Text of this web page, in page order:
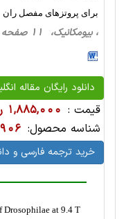
برای پروتزهای مفصل ران
، بیومکانیک، 11 صفحه فارسی تایپ شده ، 1 مگا بایت WORD
دانلود رایگان مقاله
قیمت : 1,885,000 ریال
شناسه محصول:
خرید ترجمه فارسی و
Drosophilae at 9.4 T